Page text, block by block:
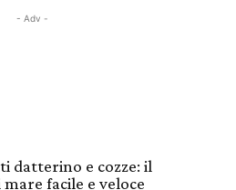
- Adv -
datterino e cozze: il
facile e veloce